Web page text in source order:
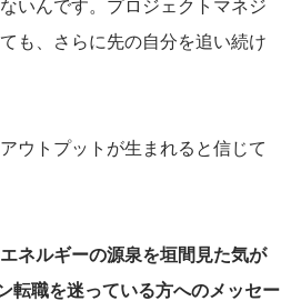
いんです。プロジェクトマネジ
も、さらに先の自分を追い続け
ウトプットが生まれると信じて
ネルギーの源泉を垣間見た気が
転職を迷っている方へのメッセー